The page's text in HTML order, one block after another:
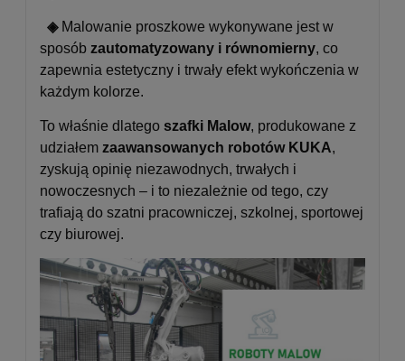
◈Malowanie proszkowe wykonywane jest w
sposób zautomatyzowany i równomierny, co
zapewnia estetyczny i trwały efekt wykończenia w
każdym kolorze.
To właśnie dlatego szafki Malow, produkowane z
udziałem zaawansowanych robotów KUKA,
zyskują opinię niezawodnych, trwałych i
nowoczesnych – i to niezależnie od tego, czy
trafiają do szatni pracowniczej, szkolnej, sportowej
czy biurowej.